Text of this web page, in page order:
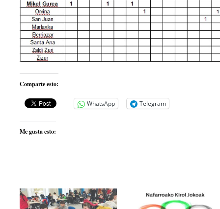
Comparte esto:
WhatsApp Telegram
Me gusta esto: